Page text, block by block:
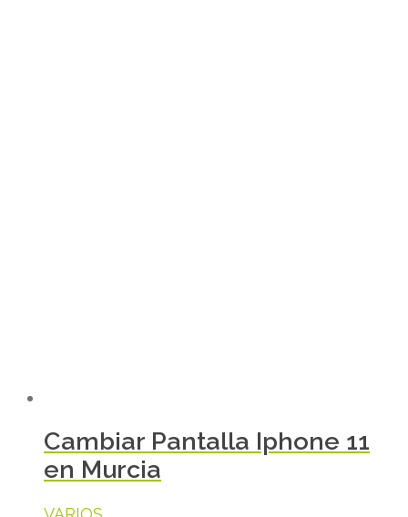
Cambiar Pantalla Iphone 11
en Murcia